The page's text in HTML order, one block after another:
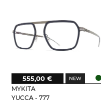
MYKITA
YUCCA - 777
555,00 €